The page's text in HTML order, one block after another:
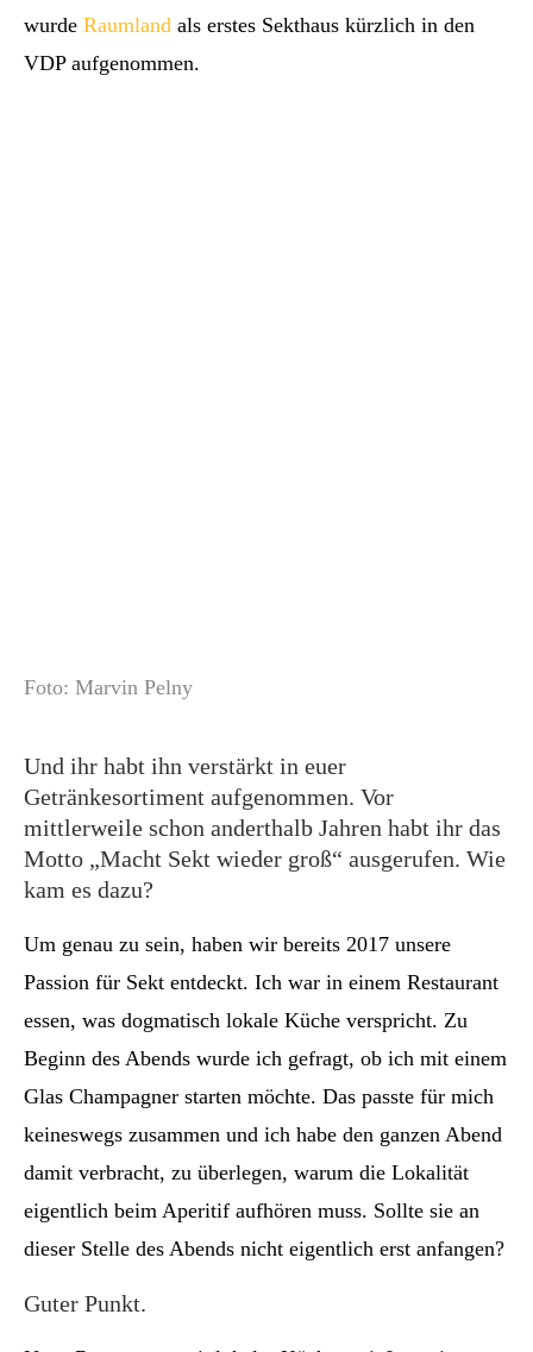
wurde Raumland als erstes Sekthaus kürzlich in den
VDP aufgenommen.
Foto: Marvin Pelny
Und ihr habt ihn verstärkt in euer
Getränkesortiment aufgenommen. Vor
mittlerweile schon anderthalb Jahren habt ihr das
Motto „Macht Sekt wieder groß“ ausgerufen. Wie
kam es dazu?
Um genau zu sein, haben wir bereits 2017 unsere
Passion für Sekt entdeckt. Ich war in einem Restaurant
essen, was dogmatisch lokale Küche verspricht. Zu
Beginn des Abends wurde ich gefragt, ob ich mit einem
Glas Champagner starten möchte. Das passte für mich
keineswegs zusammen und ich habe den ganzen Abend
damit verbracht, zu überlegen, warum die Lokalität
eigentlich beim Aperitif aufhören muss. Sollte sie an
dieser Stelle des Abends nicht eigentlich erst anfangen?
Guter Punkt.